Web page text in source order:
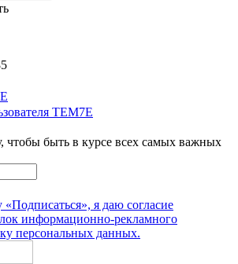
TEM7E
чтобы быть в курсе всех самых важных
я даю согласие
информационно-рекламного
персональных данных.